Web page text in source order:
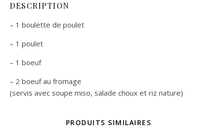
DESCRIPTION
– 1 boulette de poulet
– 1 poulet
– 1 boeuf
– 2 boeuf au fromage
(servis avec soupe miso, salade choux et riz nature)
PRODUITS SIMILAIRES